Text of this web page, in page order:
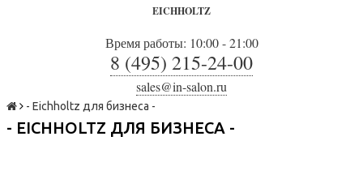
EICHHOLTZ
Время работы: 10:00 - 21:00
8 (495) 215-24-00
sales@in-salon.ru
- Eichholtz для бизнеса -
- EICHHOLTZ ДЛЯ БИЗНЕСА -